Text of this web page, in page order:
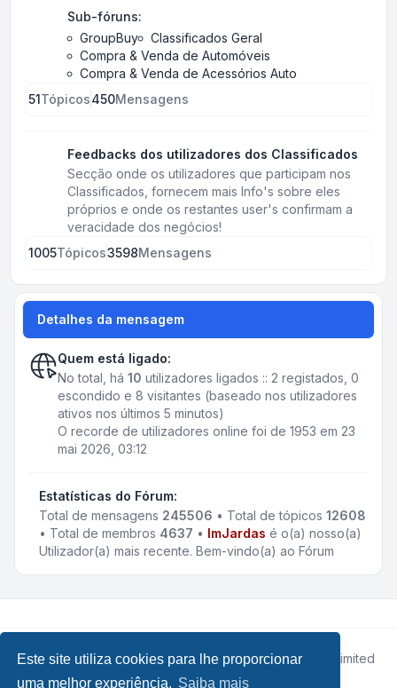
Este site utiliza cookies para lhe proporcionar
uma melhor experiência. Saiba mais
Sub-fóruns:
GroupBuy
Classificados Geral
Compra & Venda de Automóveis
Compra & Venda de Acessórios Auto
51Tópicos450Mensagens
Feedbacks dos utilizadores dos Classificados
Secção onde os utilizadores que participam nos
Classificados, fornecem mais Info's sobre eles
próprios e onde os restantes user's confirmam a
veracidade dos negócios!
1005Tópicos3598Mensagens
Detalhes da mensagem
Quem está ligado:
No total, há 10 utilizadores ligados :: 2 registados, 0
escondido e 8 visitantes (baseado nos utilizadores
ativos nos últimos 5 minutos)
O recorde de utilizadores online foi de 1953 em 23
mai 2026, 03:12
Estatísticas do Fórum:
Total de mensagens 245506 • Total de tópicos12608
• Total de membros 4637 • ImJardas é o(a) nosso(a)
Utilizador(a) mais recente. Bem-vindo(a) ao Fórum
Desenvolvido porphpBB® Forum Software © phpBB Limited
• Design by
Leenoz.com